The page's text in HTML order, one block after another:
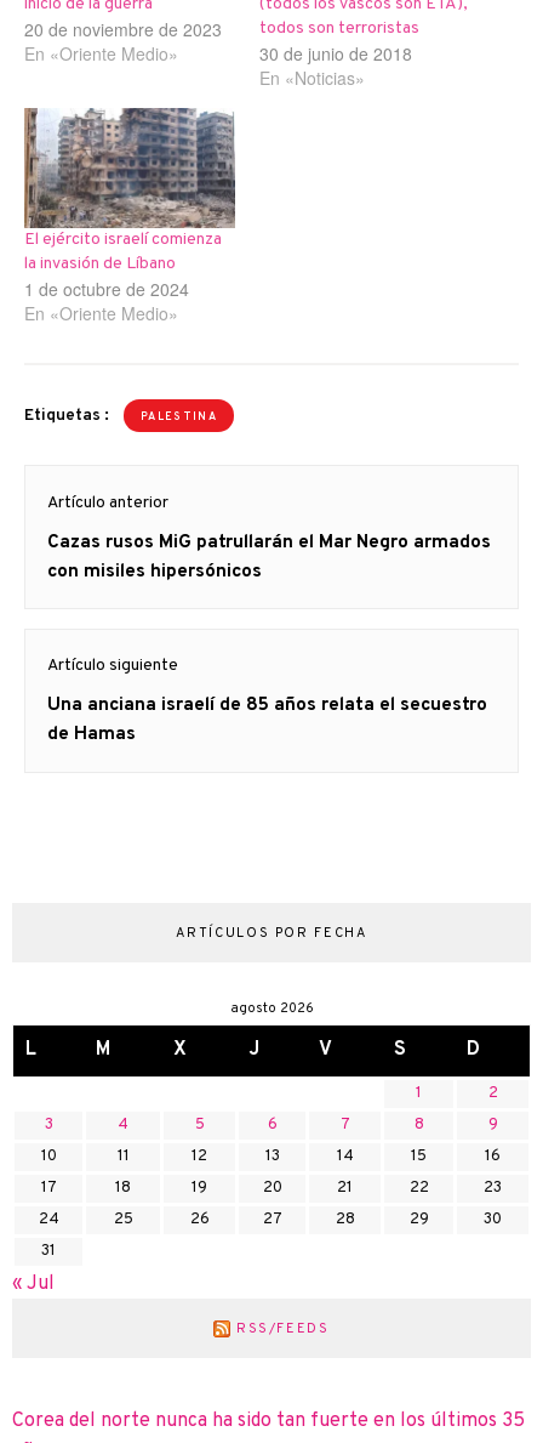
20 de noviembre de 2023
En «Oriente Medio»
todos son terroristas
30 de junio de 2018
En «Noticias»
El ejército israelí comienza
la invasión de Líbano
1 de octubre de 2024
En «Oriente Medio»
Etiquetas : PALESTINA
de
entradas
Artículo anterior
Artículo
anterior
Cazas rusos MiG patrullarán el Mar Negro armados
con misiles hipersónicos
Artículo siguiente
Artículo
siguiente:
Una anciana israelí de 85 años relata el secuestro
de Hamas
ARTÍCULOS POR FECHA
agosto 2026
L M X J V S D
1
2
3
4 5 6 7 8
9
10
11 12 13 14 15
16
17
18 19 20 21 22
23
24
25 26 27 28 29
30
31
« Jul
RSS/FEEDS
Corea del norte nunca ha sido tan fuerte en los últimos 35